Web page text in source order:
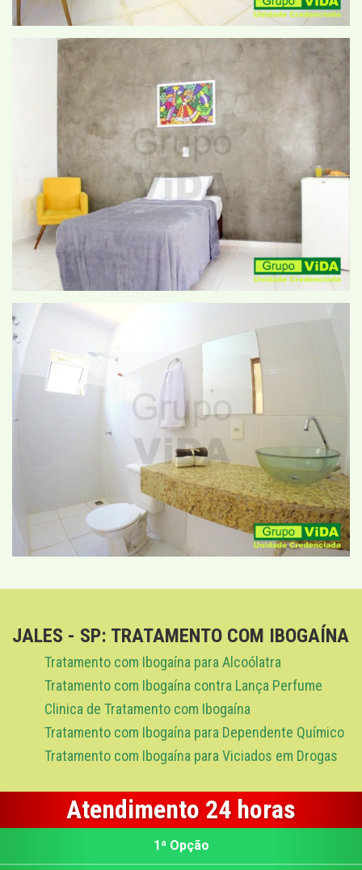
JALES - SP: TRATAMENTO COM IBOGAÍNA
Tratamento com Ibogaína para Alcoólatra
Tratamento com Ibogaína contra Lança Perfume
Clinica de Tratamento com Ibogaína
Tratamento com Ibogaína para Dependente Químico
Tratamento com Ibogaína para Viciados em Drogas
Atendimento 24 horas
1ª Opção